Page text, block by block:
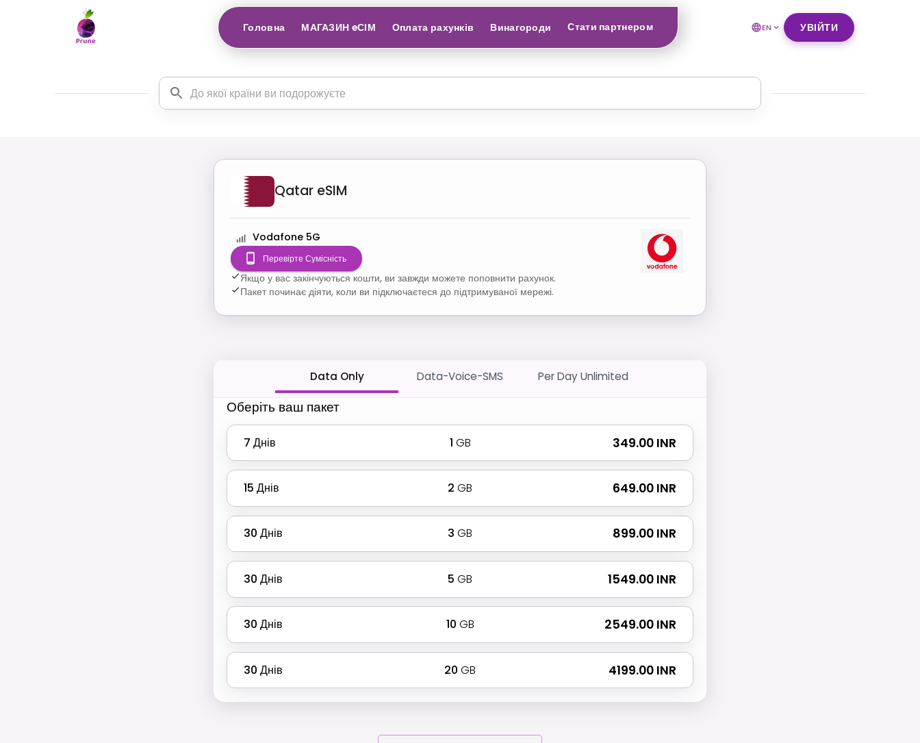
Головна МАГАЗИН eСІМ Оплата рахунків Винагороди Стати партнером EN УВІЙТИ
Qatar eSIM
Vodafone 5G
Перевірте Сумісність
Якщо у вас закінчуються кошти, ви завжди можете поповнити рахунок.
Пакет починає діяти, коли ви підключаєтеся до підтримуваної мережі.
Data Only Data-Voice-SMS Per Day Unlimited
Оберіть ваш пакет
7 Днів 1 GB ₹ 349.00 INR
15 Днів 2 GB ₹ 649.00 INR
30 Днів 3 GB ₹ 899.00 INR
30 Днів 5 GB ₹ 1549.00 INR
30 Днів 10 GB ₹ 2549.00 INR
30 Днів 20 GB ₹ 4199.00 INR